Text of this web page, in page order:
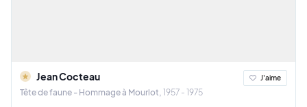
Jean Cocteau
Tête de faune - Hommage à Mourlot 1957 - 1975
J'aime